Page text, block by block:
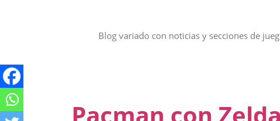
Blog variado con noticias y secciones de